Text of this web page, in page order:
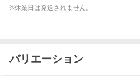
※休業日は発送されません。
バリエーション